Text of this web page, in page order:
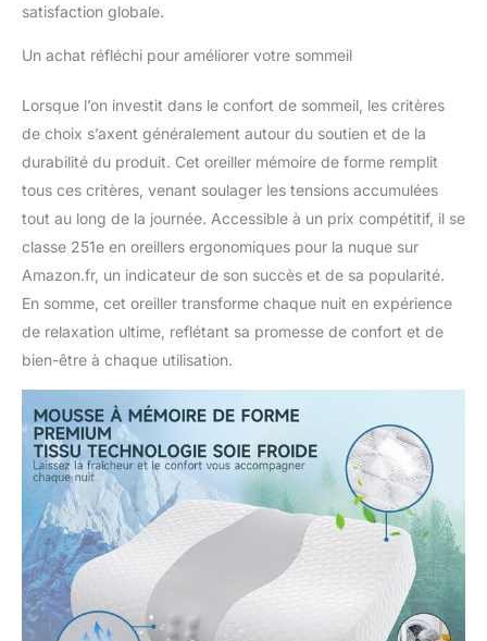
satisfaction globale.
Un achat réfléchi pour améliorer votre sommeil
Lorsque l’on investit dans le confort de sommeil, les critères
de choix s’axent généralement autour du soutien et de la
durabilité du produit. Cet oreiller mémoire de forme remplit
tous ces critères, venant soulager les tensions accumulées
tout au long de la journée. Accessible à un prix compétitif, il se
classe 251e en oreillers ergonomiques pour la nuque sur
Amazon.fr, un indicateur de son succès et de sa popularité.
En somme, cet oreiller transforme chaque nuit en expérience
de relaxation ultime, reflétant sa promesse de confort et de
bien-être à chaque utilisation.